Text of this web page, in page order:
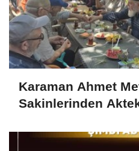
Karaman Ahmet
Sakinlerinden